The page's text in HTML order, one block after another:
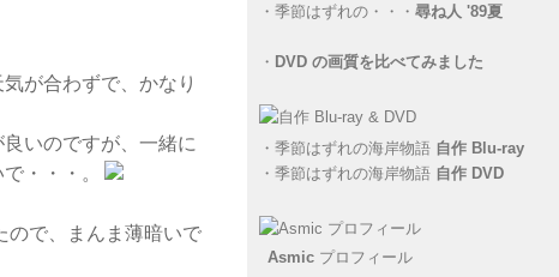
が合わずで、かなり
いのですが、一緒に
・・・。
ので、まんま薄暗いで
・ 季節はずれの・・・ 尋ね人 '89夏
・ DVD の画質を比べてみました
・ 季節はずれの海岸物語 自作 Blu-ray
・ 季節はずれの海岸物語 自作 DVD
Asmic プロフィール